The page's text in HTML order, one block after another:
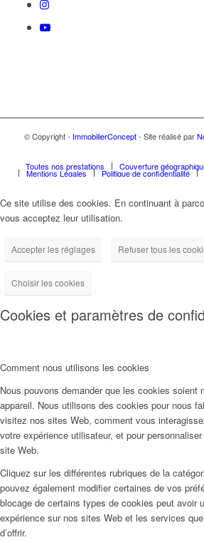
© Copyright - ImmobilierConcept- Site réalisé par
Toutes nos prestations Couverture
Mentions Légales Politique de confidentialité
Ce site utilise des cookies. En continuant à
vous acceptez leur utilisation.
Accepter les réglages Refuser tous les
Choisir les cookies
Cookies et paramètres de
Comment nous utilisons les cookies
Nous pouvons demander que les cookies soient
appareil. Nous utilisons des cookies pour nous
visitez nos sites Web, comment vous
votre expérience utilisateur, et pour
site Web.
Cliquez sur les différentes rubriques de la
pouvez également modifier certaines de vos
blocage de certains types de cookies peut avoir
expérience sur nos sites Web et les services
d’offrir.